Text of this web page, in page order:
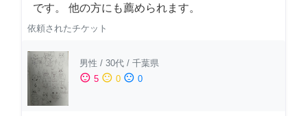
です。 他の方にも薦められます。
依頼されたチケット
男性 / 30代 / 千葉県
sentiment_satisfied 5 sentiment_neutral 0 sentiment_dissatisfied 0